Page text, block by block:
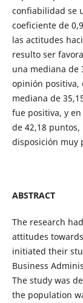
confiabilidad se
coeficiente de
las actitudes
resulto ser
una mediana de
opinión positiva,
mediana de
fue positiva, y
de 42,18
disposición muy
ABSTRACT
The research
attitudes
initiated their
Business
The study was
the population